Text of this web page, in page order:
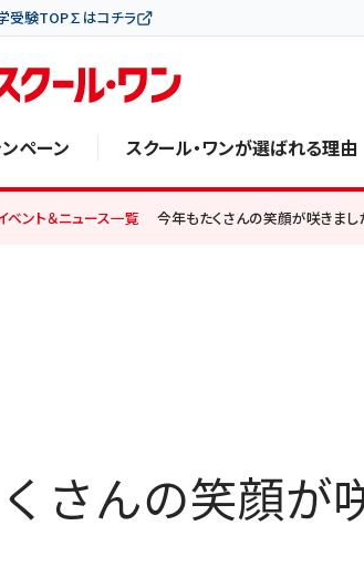
受験TOP∑はコチラ
ンペーン スクール・ワンが選ばれる理由
ベント＆ニュース一覧 今年もたくさんの笑顔が咲きまし
さんの笑顔が